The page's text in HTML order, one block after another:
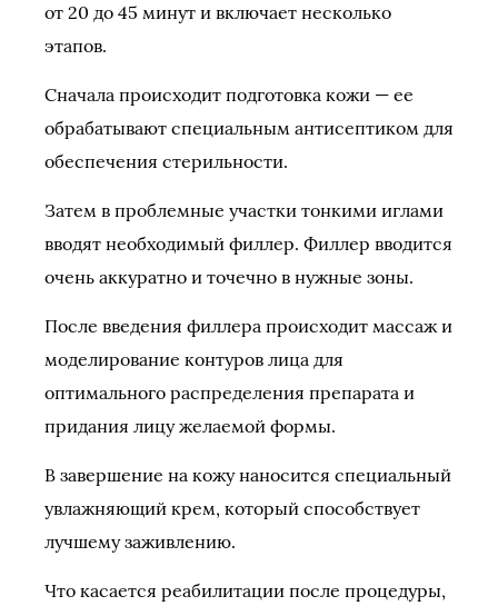
от 20 до 45 минут и включает несколько
этапов.
Сначала происходит подготовка кожи — ее
обрабатывают специальным антисептиком для
обеспечения стерильности.
Затем в проблемные участки тонкими иглами
вводят необходимый филлер. Филлер вводится
очень аккуратно и точечно в нужные зоны.
После введения филлера происходит массаж и
моделирование контуров лица для
оптимального распределения препарата и
придания лицу желаемой формы.
В завершение на кожу наносится специальный
увлажняющий крем, который способствует
лучшему заживлению.
Что касается реабилитации после процедуры,